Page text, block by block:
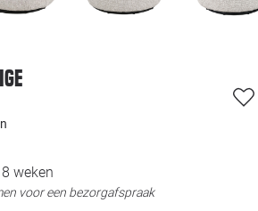
weken
voor een bezorgafspraak